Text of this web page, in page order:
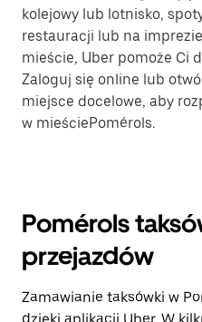
kolejowy lub lotnisko,
restauracji lub na
mieście, Uber pomoże Ci
Zaloguj się online lub
miejsce docelowe, aby
w mieściePomérols.
Pomérols
przejazdów
Zamawianie taksówki w